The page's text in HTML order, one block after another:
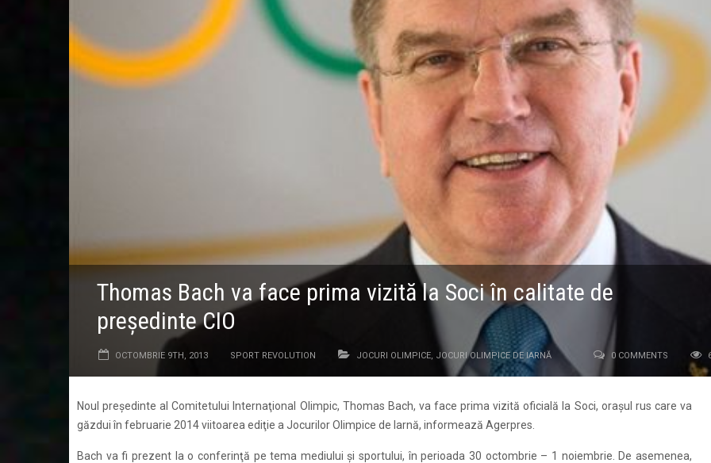
Thomas Bach va face prima vizită la Soci în calitate de
preşedinte CIO
OCTOMBRIE 9TH, 2013 SPORT REVOLUTION JOCURI OLIMPICE, JOCURI OLIMPICE DE IARNĂ 0 COMMENTS
Noul preşedinte al Comitetului Internaţional Olimpic, Thomas Bach, va face prima vizită oficială la Soci, oraşul rus care va
găzdui în februarie 2014 viitoarea ediţie a Jocurilor Olimpice de Iarnă, informează Agerpres.
Bach va fi prezent la o conferinţă pe tema mediului şi sportului, în perioada 30 octombrie – 1 noiembrie. De asemenea,